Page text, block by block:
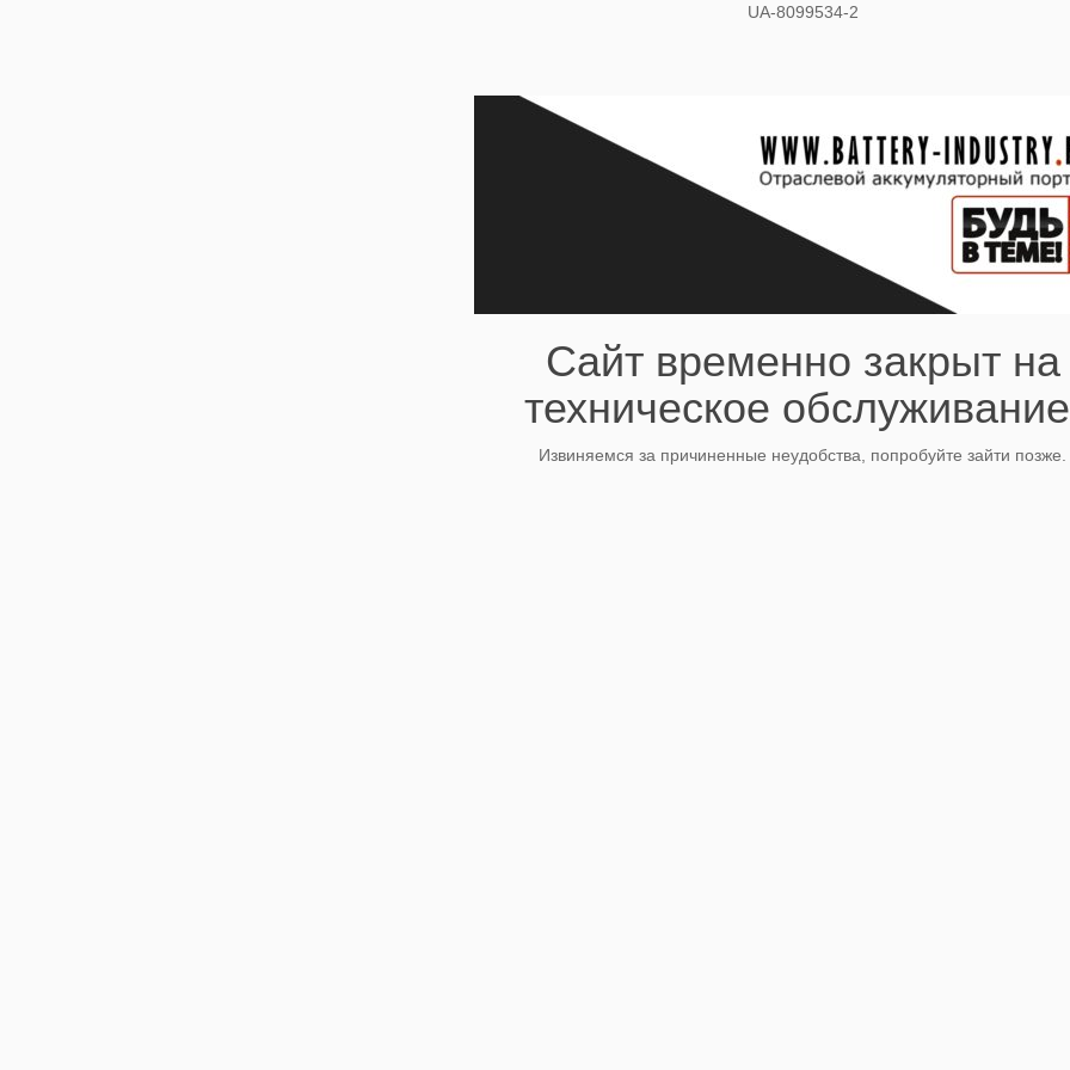
UA-8099534-2
Сайт временно закрыт на
техническое
Извиняемся за причиненные неудобства, попробуйте зайти позже.